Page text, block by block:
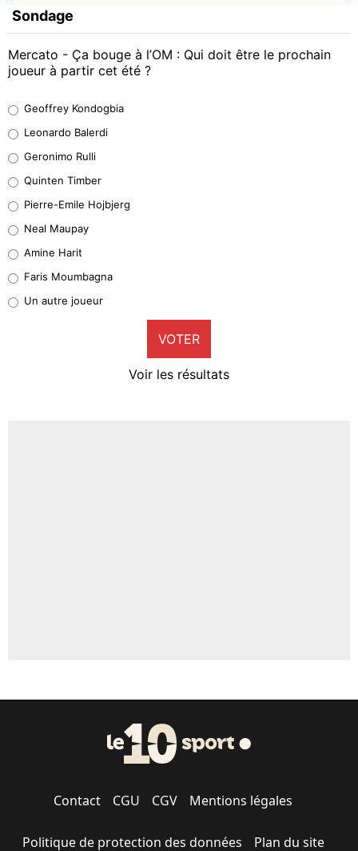
Sondage
Mercato - Ça bouge à l’OM : Qui doit être le prochain
joueur à partir cet été ?
38%
32%
5%
1%
9%
Geoffrey Kondogbia
Leonardo Balerdi
Geronimo Rulli
Quinten Timber
Pierre-Emile Hojbjerg
Neal Maupay
Amine Harit
Faris Moumbagna
Un autre joueur
VOTER
Voir les résultats
Contact CGU CGV Mentions légales
Politique de protection des données Plan du site